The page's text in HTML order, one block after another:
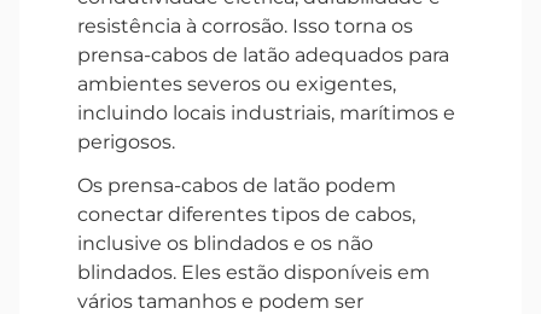
resistência à corrosão. Isso torna os
prensa-cabos de latão adequados para
ambientes severos ou exigentes,
incluindo locais industriais, marítimos e
perigosos.
Os prensa-cabos de latão podem
conectar diferentes tipos de cabos,
inclusive os blindados e os não
blindados. Eles estão disponíveis em
vários tamanhos e podem ser